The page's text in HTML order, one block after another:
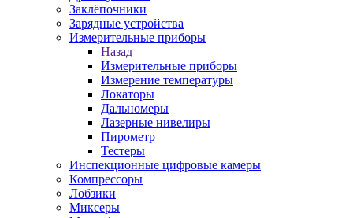
Заклёпочники
Зарядные устройства
Измерительные приборы
Назад
Измерительные приборы
Измерение температуры
Локаторы
Дальномеры
Лазерные нивелиры
Пирометр
Тестеры
Инспекционные цифровые камеры
Компрессоры
Лобзики
Миксеры